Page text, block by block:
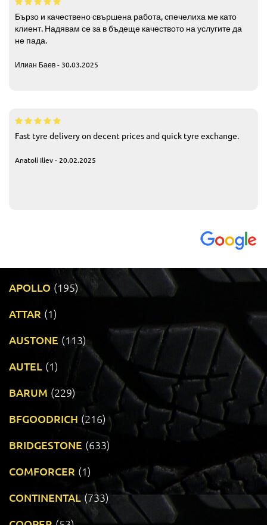
Бързо и качествено свършена работа, спечелиха ме като
клиент. Надявам се за в бъдеще качеството на услугите да
не пада.
Илиан Баев - 30.03.2025
Fast tyre delivery on decent prices and quick tyre exchange.
Anatoli Iliev - 20.02.2025
APOLLO (195)
ATTAR (1)
AUSTONE (113)
AUTEL (1)
BARUM (229)
BFGOODRICH (216)
BRIDGESTONE (633)
COMFORCER (1)
CONTINENTAL (733)